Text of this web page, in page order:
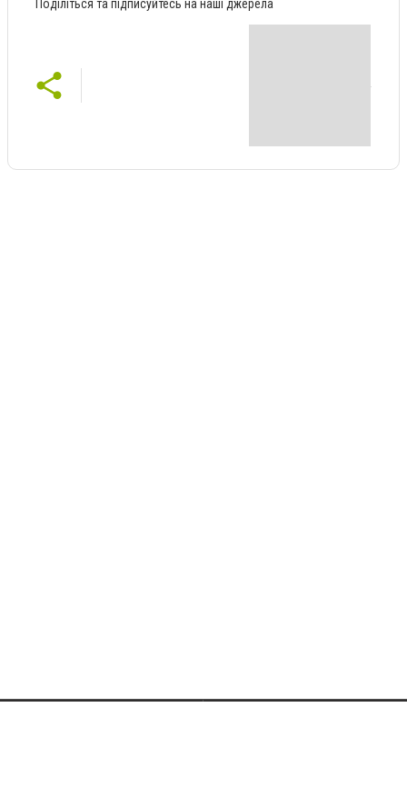
Поділіться та підписуйтесь на наші джерела